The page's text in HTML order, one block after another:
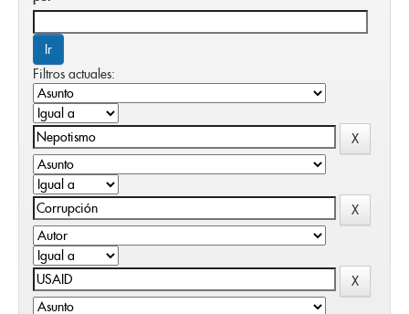
Filtros actuales: